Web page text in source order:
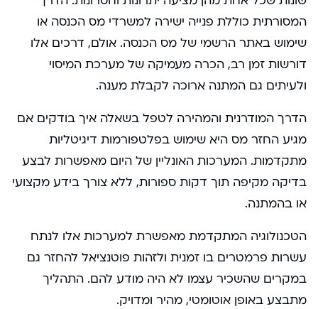
המסורתית כוללת פנייה ישירה למשרדי מס הכנסה או
שימוש באתר הרשמי של מס הכנסה. אולם, דרכים אלו
דורשות זמן רב, הכרה מעמיקה של מערכת המיסוי
ולעיתים גם המתנה ארוכה לקבלת מענה.
הדרך המודרנית והמהירה לטפל בשאלה איך בודקים אם
מגיע החזר מס היא שימוש בפלטפורמות דיגיטליות
מתקדמות. המערכות האונליין של היום מאפשרות לבצע
בדיקה מקיפה תוך דקות ספורות, ללא צורך בידע מקצועי
או בהמתנה.
הטכנולוגיה המתקדמת מאפשרת למערכות אלו לנתח
עשרות פרמטרים בו זמנית ולזהות פוטנציאל להחזר גם
במקרים שהשכיר עצמו לא היה מודע להם. התהליך
מתבצע באופן אוטומטי, מהיר ומדויק.